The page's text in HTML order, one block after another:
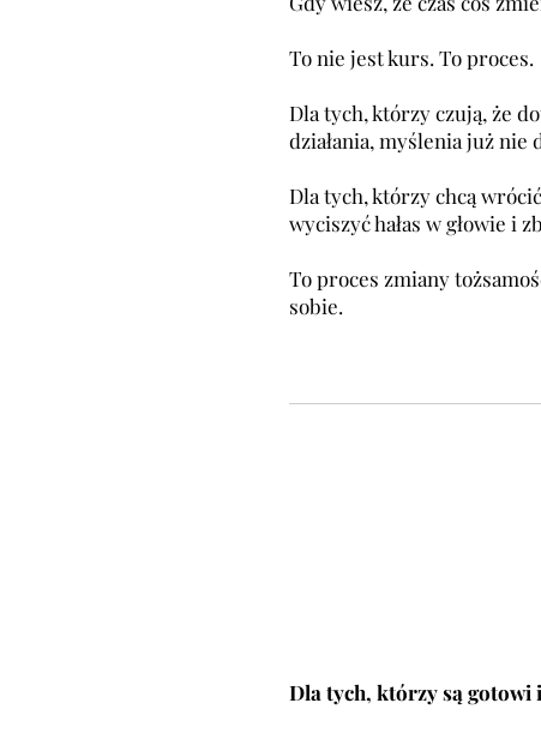
To nie jest kurs. To proces.
Dla tych, którzy czują, że
działania, myślenia już nie
Dla tych, którzy chcą
wyciszyć hałas w głowie i
To proces zmiany
sobie.
Dla tych, którzy są gotowi